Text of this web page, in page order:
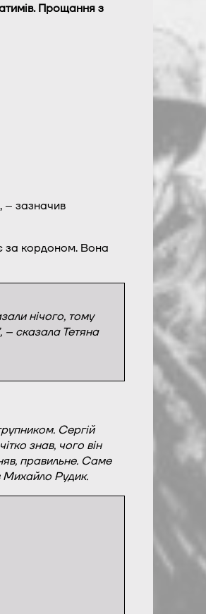
Прощання з
– зазначив
за кордоном. Вона
нічого, тому
– сказала Тетяна
Сергій
знав, чого він
правильне. Саме
Михайло Рудик.